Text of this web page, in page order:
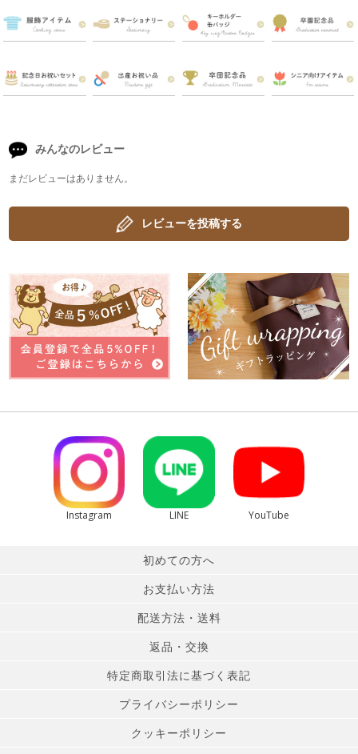
みんなのレビュー
まだレビューはありません。
レビューを投稿する
Instagram LINE YouTube
初めての方へ
お支払い方法
配送方法・送料
返品・交換
特定商取引法に基づく表記
プライバシーポリシー
クッキーポリシー